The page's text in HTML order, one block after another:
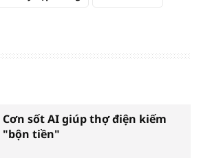
Cơn sốt AI giúp thợ điện kiếm
"bộn tiền"